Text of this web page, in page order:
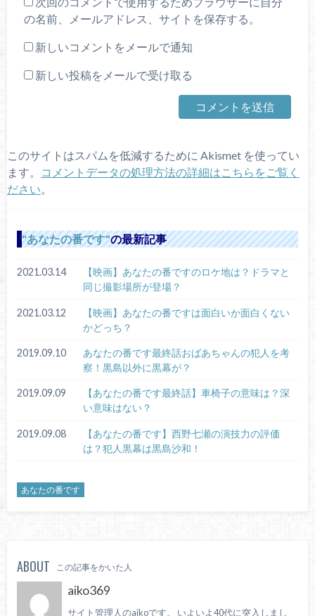
の名前、メールアドレス、サイトを保存する。
新しいコメントをメールで通知
新しい投稿をメールで受け取る
このサイトはスパムを低減するために Akismet を使ってい
ます。
コメントデータの処理方法の詳細はこちらをご覧く
ださい
あなたの番です の最新記事
2021.03.14
【映画】あなたの番ですのロケ地は？ドラマと
同じ撮影場所が登場？
2021.03.12
【映画】あなたの番ですは面白いか面白くない
かどっち？
2019.09.10
あなたの番です最終話おばあちゃんの犯人を考
察！黒島以外に黒幕が？
2019.09.09
【あなたの番です最終話】車椅子の意味は？深
い意味はない？
2019.09.08
【あなたの番です】西野七瀬の演技力の評価
は？犯人黒幕は黒島沙和！
あなたの番です
ABOUT この記事をかいた人
aiko369
サイト管理人のaikoです。 いよいよ40代に突入しまし